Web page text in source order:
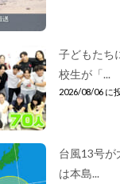
子どもた
校生が「...
2026/08/06 に
台風13号が
は本島...